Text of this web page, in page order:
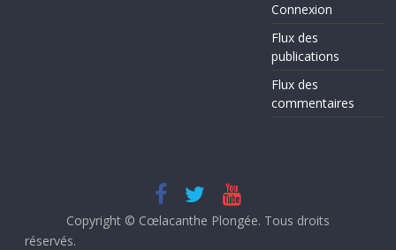
Connexion
Flux des
publications
Flux des
commentaires